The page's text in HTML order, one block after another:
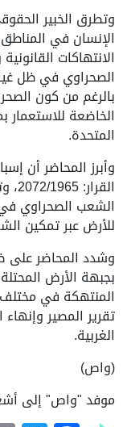
وتطرق الخبير
الإنسان في
الانتهاكات
الصحراوي في ظل
بالرغم من كون
المتحدة.
وأبرز المحاضر أن
الشعب الصحراوي في
للأرض عبر تمكين
وشدد المحاضر على
بجبهة الأرض
المنتهكة في
تقرير المصير
الغربية.
(واص)
موفد "واص" إلى